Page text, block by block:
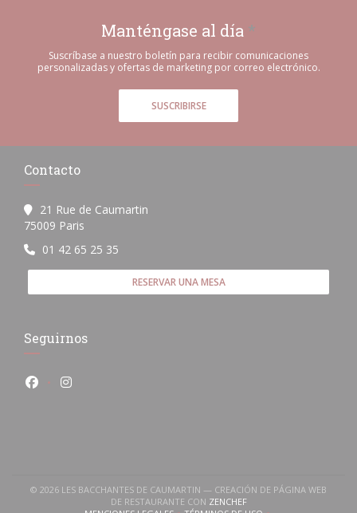
Manténgase al día *
Suscríbase a nuestro boletín para recibir comunicaciones
personalizadas y ofertas de marketing por correo electrónico.
SUSCRIBIRSE
Contacto
21 Rue de Caumartin
75009 Paris
01 42 65 25 35
RESERVAR UNA MESA
Seguirnos
Facebook ((abre en una nueva ventana))
Instagram ((abre en una nueva ventana))
© 2026 LES BACCHANTES DE CAUMARTIN — CREACIÓN DE PÁGINA WEB
DE RESTAURANTE CON ZENCHEF((ABRE EN UNA NUEVA